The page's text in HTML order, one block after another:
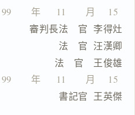
　　年　  11　　月　 15
審判長法　官  李得灶
法　官  汪漢卿
法　官　王俊雄
　　年　  11　　月　 15
書記官  王英傑
文
複製給 AI
去換行複製
匯出 PDF
精美列印